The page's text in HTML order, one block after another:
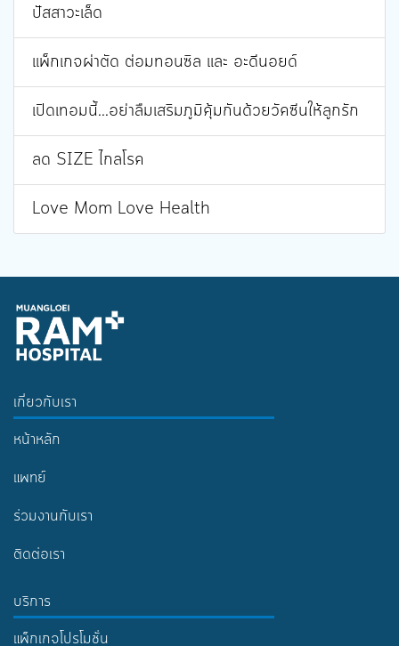
ปัสสาวะเล็ด
แพ็กเกจผ่าตัด ต่อมทอนซิล และ อะดีนอยด์
เปิดเทอมนี้...อย่าลืมเสริมภูมิคุ้มกันด้วยวัคซีนให้ลูกรัก
ลด SIZE ไกลโรค
Love Mom Love Health
เกี่ยวกับเรา
หน้าหลัก
แพทย์
ร่วมงานกับเรา
ติดต่อเรา
บริการ
แพ็กเกจโปรโมชั่น